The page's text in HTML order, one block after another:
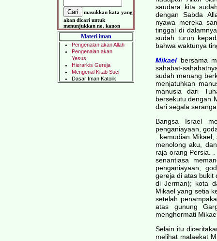
masukkan kata yang
akan dicari untuk
menunjukkan no. kanon
Materi iman
saudara kita
dengan Sabda
nyawa mereka
tinggal di
sudah turun
bahwa waktunya
Mikael bersama
sahabat-
sudah menang
menjatuhkan
manusia dari
bersekutu dengan
dari segala
Bangsa Israel
penganiayaan,
. kemudian
menolong aku,
raja orang Persia.
senantiasa
penganiayaan,
gereja di atas bukit
di Jerman); kota
Mikael yang setia
setelah
atas gunung
menghormati
Selain itu
melihat malaekat